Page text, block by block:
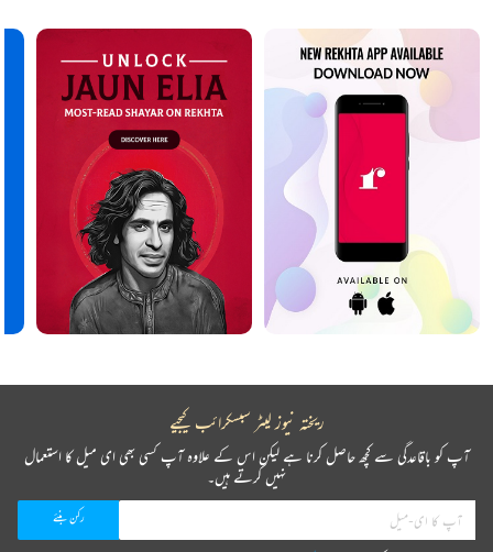
ریختہ نیوز لیٹر سبسکرائب کیجیے
آپ کو باقاعدگی سے کچھ حاصل کرنا ہے لیکن اس کے علاوہ آپ کسی بھی ای میل کا استعمال
نہیں کرتے ہیں۔